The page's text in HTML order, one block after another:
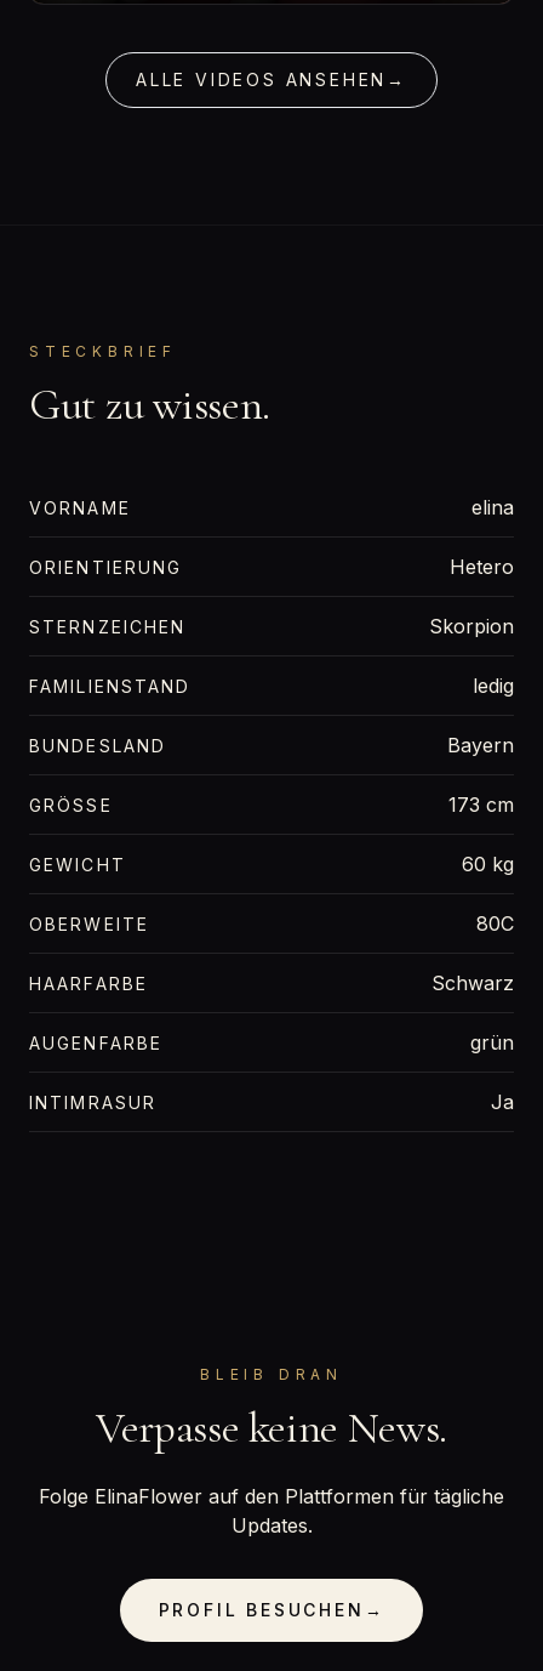
ALLE VIDEOS ANSEHEN →
STECKBRIEF
Gut zu wissen.
VORNAME elina
ORIENTIERUNG Hetero
STERNZEICHEN Skorpion
FAMILIENSTAND ledig
BUNDESLAND Bayern
GRÖSSE 173 cm
GEWICHT 60 kg
OBERWEITE 80C
HAARFARBE Schwarz
AUGENFARBE grün
INTIMRASUR Ja
BLEIB DRAN
Verpasse keine News.
Folge ElinaFlower auf den Plattformen für tägliche
Updates.
PROFIL BESUCHEN →